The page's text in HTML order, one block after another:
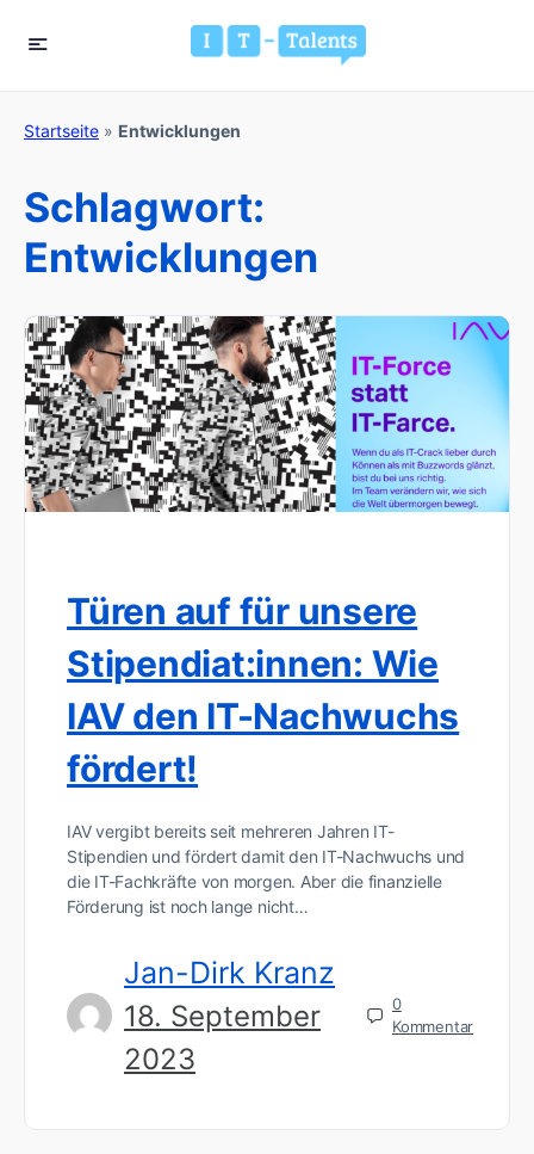
Startseite » Entwicklungen
Schlagwort:
Entwicklungen
Türen auf für unsere
Stipendiat:innen: Wie
IAV den IT-Nachwuchs
fördert!
IAV vergibt bereits seit mehreren Jahren IT-
Stipendien und fördert damit den IT-Nachwuchs und
die IT-Fachkräfte von morgen. Aber die finanzielle
Förderung ist noch lange nicht…
Jan-Dirk Kranz
18. September
2023
0
Kommentar